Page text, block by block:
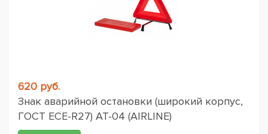
620 руб.
Знак аварийной остановки (широкий корпус,
ГОСТ ЕСЕ-R27) AT-04 (AIRLINE)